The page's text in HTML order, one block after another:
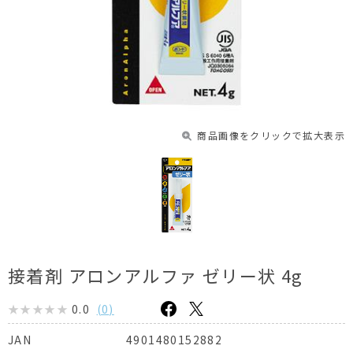
商品画像をクリックで拡大表示
接着剤 アロンアルファ ゼリー状 4g
0.0 (0)
JAN
4901480152882